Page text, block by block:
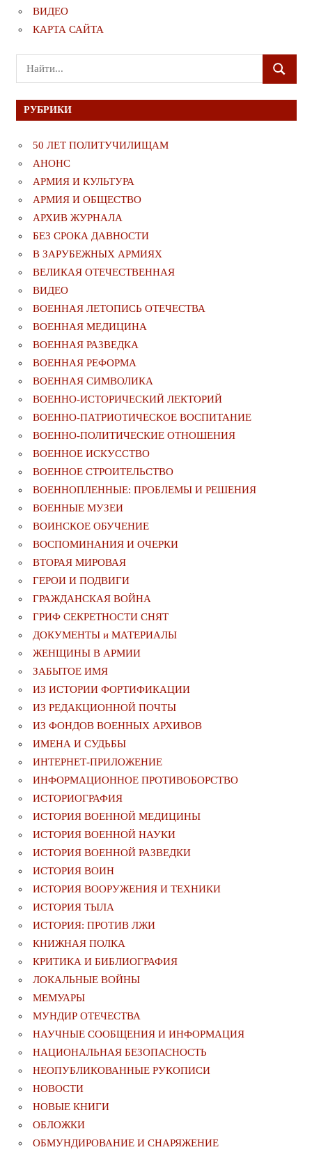
ВИДЕО
КАРТА САЙТА
Поиск
для:
ПОИСК
РУБРИКИ
50 ЛЕТ ПОЛИТУЧИЛИЩАМ
АНОНС
АРМИЯ И КУЛЬТУРА
АРМИЯ И ОБЩЕСТВО
АРХИВ ЖУРНАЛА
БЕЗ СРОКА ДАВНОСТИ
В ЗАРУБЕЖНЫХ АРМИЯХ
ВЕЛИКАЯ ОТЕЧЕСТВЕННАЯ
ВИДЕО
ВОЕННАЯ ЛЕТОПИСЬ ОТЕЧЕСТВА
ВОЕННАЯ МЕДИЦИНА
ВОЕННАЯ РАЗВЕДКА
ВОЕННАЯ РЕФОРМА
ВОЕННАЯ СИМВОЛИКА
ВОЕННО-ИСТОРИЧЕСКИЙ ЛЕКТОРИЙ
ВОЕННО-ПАТРИОТИЧЕСКОЕ ВОСПИТАНИЕ
ВОЕННО-ПОЛИТИЧЕСКИE ОТНОШЕНИЯ
ВОЕННОЕ ИСКУССТВО
ВОЕННОЕ СТРОИТЕЛЬСТВО
ВОЕННОПЛЕННЫЕ: ПРОБЛЕМЫ И РЕШЕНИЯ
ВОЕННЫЕ МУЗЕИ
ВОИНСКОЕ ОБУЧЕНИЕ
ВОСПОМИНАНИЯ И ОЧЕРКИ
ВТОРАЯ МИРОВАЯ
ГЕРОИ И ПОДВИГИ
ГРАЖДАНСКАЯ ВОЙНА
ГРИФ СЕКРЕТНОСТИ СНЯТ
ДОКУМЕНТЫ и МАТЕРИАЛЫ
ЖЕНЩИНЫ В АРМИИ
ЗАБЫТОЕ ИМЯ
ИЗ ИСТОРИИ ФОРТИФИКАЦИИ
ИЗ РЕДАКЦИОННОЙ ПОЧТЫ
ИЗ ФОНДОВ ВОЕННЫХ АРХИВОВ
ИМЕНА И СУДЬБЫ
ИНТЕРНЕТ-ПРИЛОЖЕНИЕ
ИНФОРМАЦИОННОЕ ПРОТИВОБОРСТВО
ИСТОРИОГРАФИЯ
ИСТОРИЯ ВОЕННОЙ МЕДИЦИНЫ
ИСТОРИЯ ВОЕННОЙ НАУКИ
ИСТОРИЯ ВОЕННОЙ РАЗВЕДКИ
ИСТОРИЯ ВОИН
ИСТОРИЯ ВООРУЖЕНИЯ И ТЕХНИКИ
ИСТОРИЯ ТЫЛА
ИСТОРИЯ: ПРОТИВ ЛЖИ
КНИЖНАЯ ПОЛКА
КРИТИКА И БИБЛИОГРАФИЯ
ЛОКАЛЬНЫЕ ВОЙНЫ
МЕМУАРЫ
МУНДИР ОТЕЧЕСТВА
НАУЧНЫЕ СООБЩЕНИЯ И ИНФОРМАЦИЯ
НАЦИОНАЛЬНАЯ БЕЗОПАСНОСТЬ
НЕОПУБЛИКОВАННЫЕ РУКОПИСИ
НОВОСТИ
НОВЫЕ КНИГИ
ОБЛОЖКИ
ОБМУНДИРОВАНИЕ И СНАРЯЖЕНИЕ